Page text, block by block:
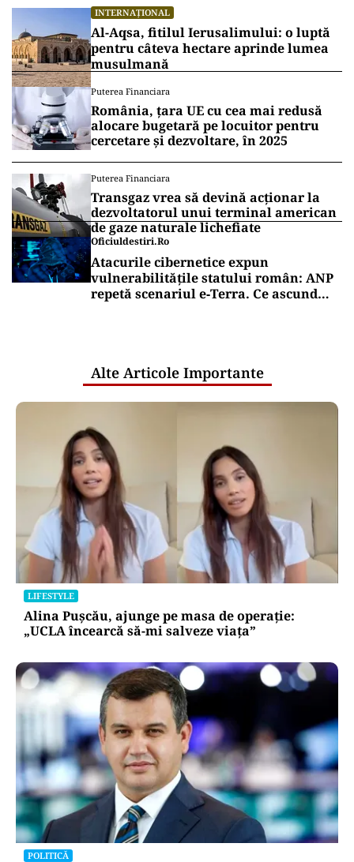
INTERNAȚIONAL
Al-Aqsa, fitilul Ierusalimului: o luptă
pentru câteva hectare aprinde lumea
musulmană
Puterea Financiara
România, țara UE cu cea mai redusă
alocare bugetară pe locuitor pentru
cercetare și dezvoltare, în 2025
Puterea Financiara
Transgaz vrea să devină acționar la
dezvoltatorul unui terminal american
de gaze naturale lichefiate
Oficiuldestiri.ro
Atacurile cibernetice expun
vulnerabilitățile statului român: ANP
repetă scenariul e‑Terra. Ce ascund
Alte Articole Importante
LIFESTYLE
Alina Pușcău, ajunge pe masa de operație:
„UCLA încearcă să-mi salveze viața”
POLITICĂ